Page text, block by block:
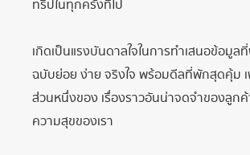
ทริปในทุกครั้งที่ไป
เกิดเป็นแรงบันดาลใจในการทําเสนอข้อมู
ฉบับย่อย ง่าย จริงใจ พร้อมดีลที่พักสุดคุ้ม เ
ส่วนหนึ่งของ เรื่องราวอันน่าจดจําของลูก
ความสุขของเรา